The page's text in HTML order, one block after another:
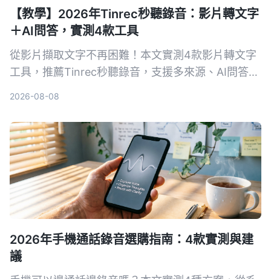
【教學】2026年Tinrec秒聽錄音：影片轉文字
＋AI問答，實測4款工具
從影片擷取文字不再困難！本文實測4款影片轉文字
工具，推薦Tinrec秒聽錄音，支援多來源、AI問答與
2026-08-08
2026年手機通話錄音選購指南：4款實測與建
議